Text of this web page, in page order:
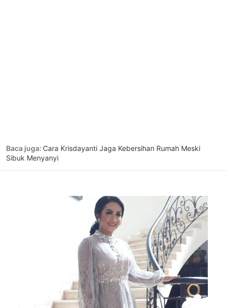
Baca juga: Cara Krisdayanti Jaga Kebersihan Rumah Meski
Sibuk Menyanyi